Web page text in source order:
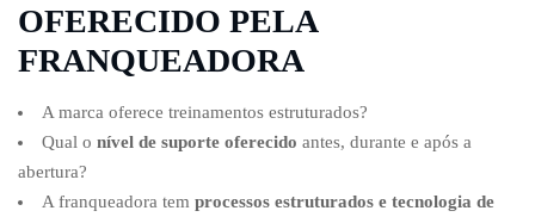
OFERECIDO PELA
FRANQUEADORA
A marca oferece treinamentos estruturados?
Qual o nível de suporte oferecido antes, durante e após a
abertura?
A franqueadora tem processos estruturados e tecnologia de